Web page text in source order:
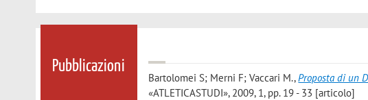
Pubblicazioni
Bartolomei S; Merni F; Vaccari M.,Proposta di un
«ATLETICASTUDI», 2009, 1, pp. 19 - 33 [articolo]